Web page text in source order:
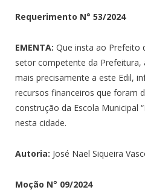
Requerimento N° 53/2024
EMENTA: Que insta ao Prefeito
setor competente da Prefeitura,
mais precisamente a este Edil,
recursos financeiros que foram
construção da Escola Municipal
nesta cidade.
Autoria: José Nael Siqueira
Moção N° 09/2024